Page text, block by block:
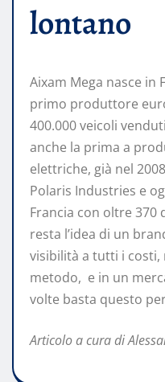
lontano
Aixam Mega nasce in
primo produttore
400.000 veicoli
anche la prima a
elettriche, già nel
Polaris Industries e
Francia con oltre 370
resta l’idea di un
visibilità a tutti i costi,
metodo, e in un
volte basta questo
Articolo a cura di